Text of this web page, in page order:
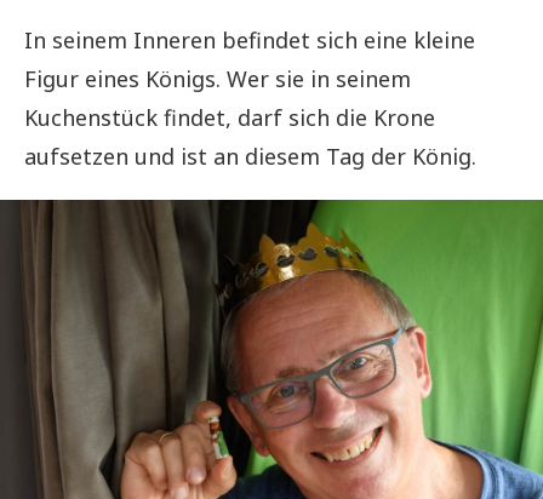
In seinem Inneren befindet sich eine kleine
Figur eines Königs. Wer sie in seinem
Kuchenstück findet, darf sich die Krone
aufsetzen und ist an diesem Tag der König.